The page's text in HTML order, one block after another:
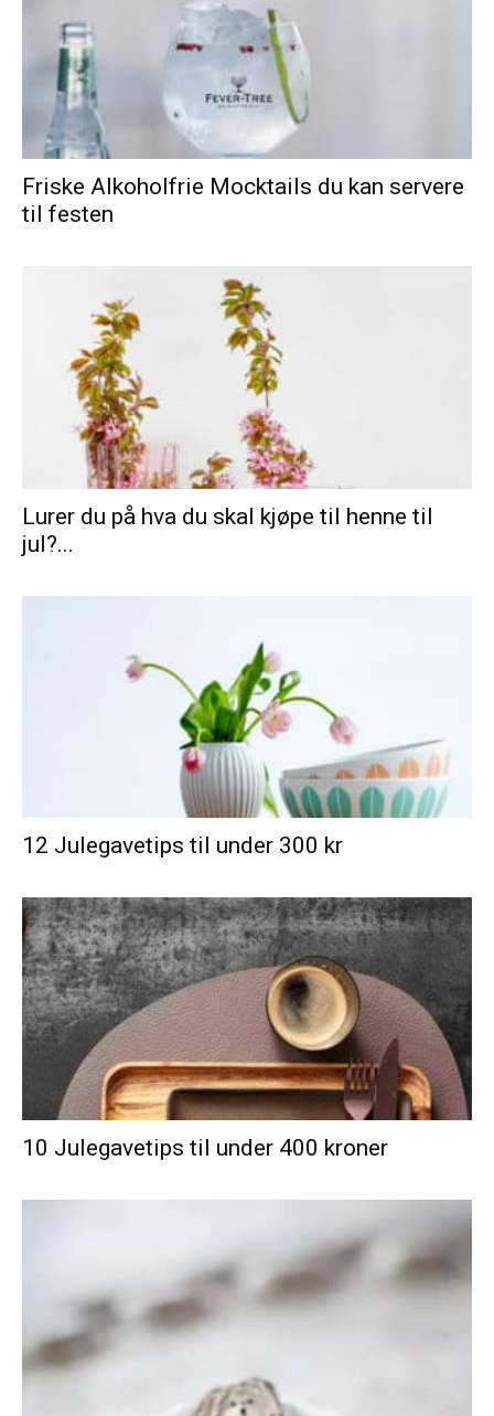
Friske Alkoholfrie Mocktails du kan servere
til festen
Lurer du på hva du skal kjøpe til henne til
jul?...
12 Julegavetips til under 300 kr
10 Julegavetips til under 400 kroner